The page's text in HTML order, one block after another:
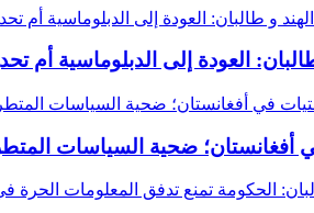
طالبان: العودة إلى الدبلوماسية أم
أفغانستان؛ ضحية السياسات